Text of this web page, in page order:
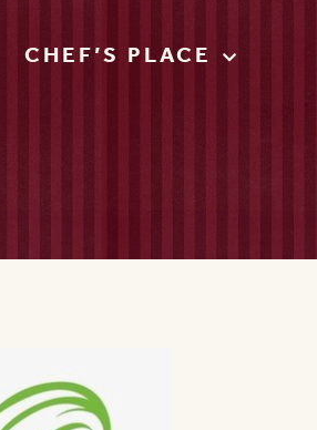
CHEF’S PLACE